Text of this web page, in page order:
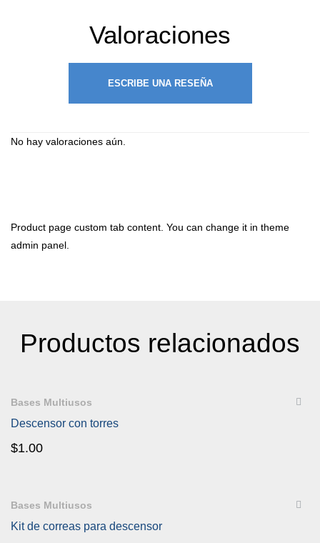
Valoraciones
ESCRIBE UNA RESEÑA
No hay valoraciones aún.
Product page custom tab content. You can change it in theme
admin panel.
Productos relacionados
Bases Multiusos
Descensor con torres
$1.00
Bases Multiusos
Kit de correas para descensor